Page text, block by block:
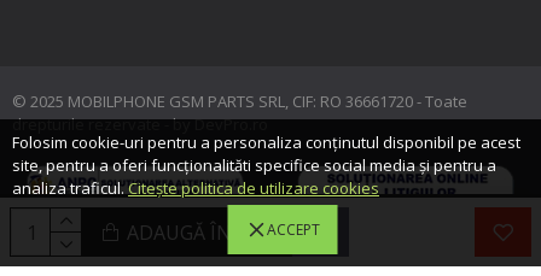
ADAUGĂ ÎN COŞ
© 2025 MOBILPHONE GSM PARTS SRL, CIF: RO 36661720 - Toate
drepturile rezervate - by DevPro.ro
ACCEPT
Folosim cookie-uri pentru a personaliza conținutul disponibil pe acest
site, pentru a oferi funcționalităti specifice social media și pentru a
analiza traficul.Citește politica de utilizare cookies